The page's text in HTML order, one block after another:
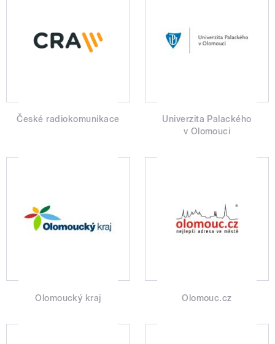
České radiokomunikace
Univerzita Palackého
v Olomouci
Olomoucký kraj Olomouc.cz